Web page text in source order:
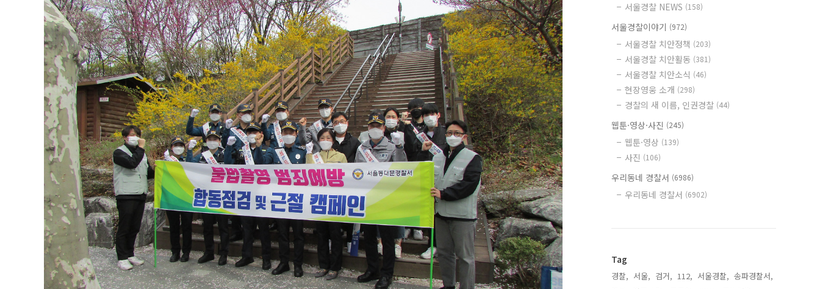
서울경찰 NEWS (158)
서울경찰이야기 (972)
서울경찰 치안정책 (203)
서울경찰 치안활동 (381)
서울경찰 치안소식 (46)
현장영웅 소개 (298)
경찰의 새 이름, 인권경찰 (44)
웹툰·영상·사진 (245)
웹툰·영상 (139)
사진 (106)
우리동네 경찰서 (6986)
우리동네 경찰서 (6902)
Tag
경찰, 서울, 검거, 112, 서울경찰, 송파경찰서,